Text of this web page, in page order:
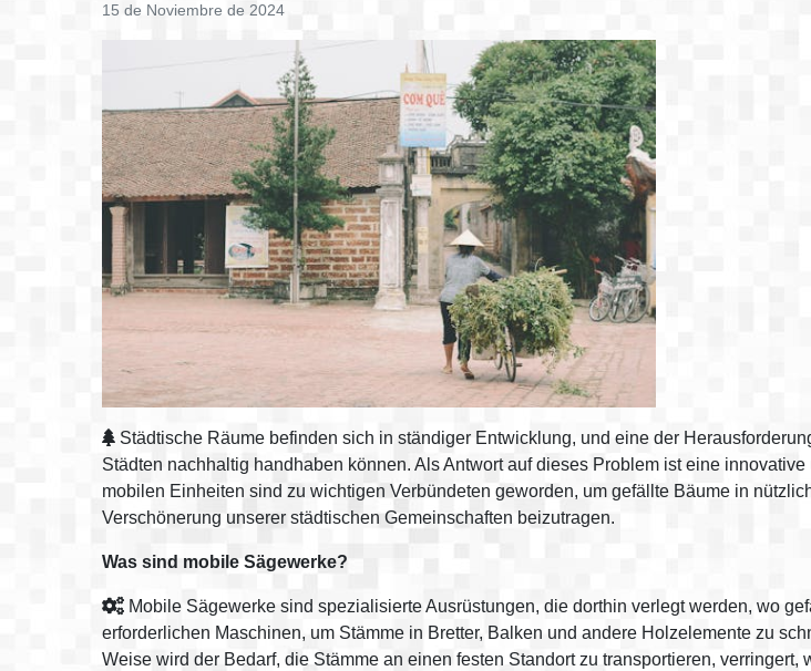
15 de Noviembre de 2024
Städtische Räume befinden sich in ständiger Entwicklung, und eine der
Städten nachhaltig handhaben können. Als Antwort auf dieses Problem ist eine
mobilen Einheiten sind zu wichtigen Verbündeten geworden, um gefällte Bäume in
Verschönerung unserer städtischen Gemeinschaften beizutragen.
Was sind mobile Sägewerke?
Mobile Sägewerke sind spezialisierte Ausrüstungen, die dorthin verlegt werden, wo
erforderlichen Maschinen, um Stämme in Bretter, Balken und andere Holzelemente zu
Weise wird der Bedarf, die Stämme an einen festen Standort zu transportieren,